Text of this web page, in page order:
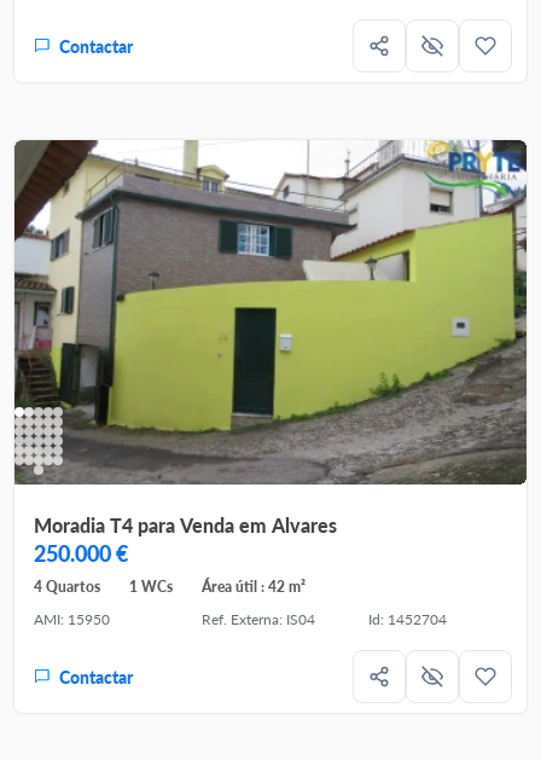
Contactar
Moradia T4 para Venda em Alvares
250.000 €
4 Quartos 1 WCs
Área útil : 42 m²
AMI: 15950
Ref. Externa: IS04 Id: 1452704
Contactar